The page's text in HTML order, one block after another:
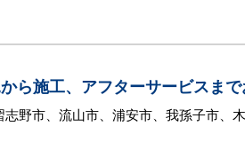
施工、アフターサービスまで
野市、流山市、浦安市、我孫子市、